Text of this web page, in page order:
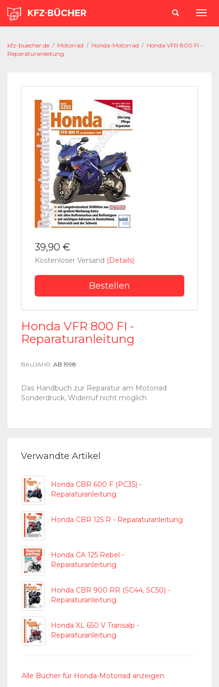
kfz-buecher.de / Motorrad / Honda-Motorrad / Honda VFR 800 FI -
Reparaturanleitung
39,90 €
Kostenloser Versand (Details)
Bestellen
Honda VFR 800 FI -
Reparaturanleitung
BAUJAHR: AB 1998
Das Handbuch zur Reparatur am Motorrad
Sonderdruck, Widerruf nicht möglich
Verwandte Artikel
Honda CBR 600 F (PC35) -
Reparaturanleitung
Honda CBR 125 R - Reparaturanleitung
Honda CA 125 Rebel -
Reparaturanleitung
Honda CBR 900 RR (SC44, SC50) -
Reparaturanleitung
Honda XL 650 V Transalp -
Reparaturanleitung
Alle Bücher für Honda-Motorrad anzeigen